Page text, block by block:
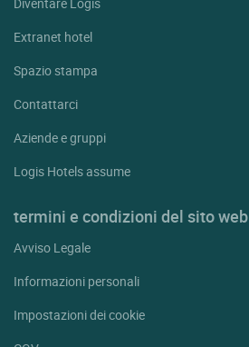
Extranet hotel
Spazio stampa
Contattarci
Aziende e gruppi
Logis Hotels assume
termini e condizioni del sito web
Avviso Legale
Informazioni personali
Impostazioni dei cookie